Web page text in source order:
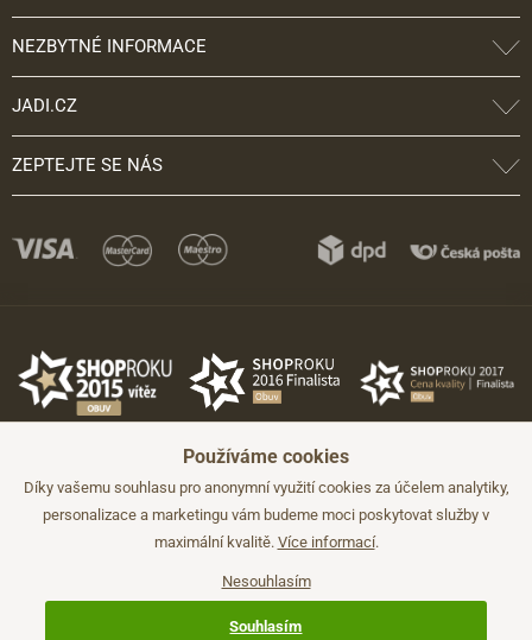
NEZBYTNÉ INFORMACE
JADI.CZ
ZEPTEJTE SE NÁS
©2026 JADI.cz. Užití materiálů bez souhlasu není možné.
Používáme cookies
Díky vašemu souhlasu pro anonymní využití cookies za účelem analytiky,
personalizace a marketingu vám budeme moci poskytovat služby v
maximální kvalitě. Více informací.
Nesouhlasím
Souhlasím